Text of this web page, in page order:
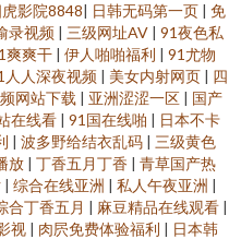
虎影院8848| 日韩无码第一页 | 免
录视频 | 三级网址AV | 91夜色私
爽爽干 | 伊人啪啪福利 | 91尤物
人人深夜视频 | 美女内射网页 | 四
网站下载 | 亚洲涩涩一区 | 国产
在线看 | 91国在线啪 | 日本不卡
| 波多野给结衣乱码 | 三级黄色
放 | 丁香五月丁香 | 青草国产热
| 综合在线亚洲 | 私人午夜亚洲 |
合丁香五月 | 麻豆精品在线观看 |
视 | 肉屄免费体验福利 | 日本韩